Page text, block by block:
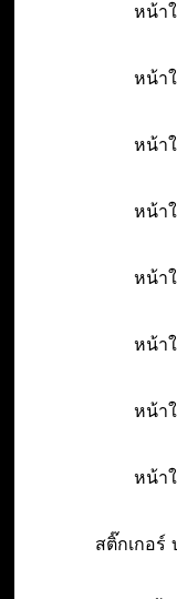
หน้า
หน้า
หน้า
หน้า
หน้า
หน้า
หน้า
หน้า
สติ๊กเกอร์